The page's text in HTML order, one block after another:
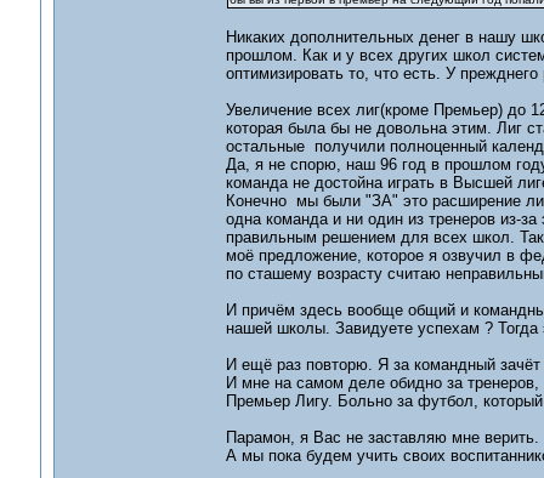
Никаких дополнительных денег в нашу
прошлом. Как и у всех других школ
оптимизировать то, что есть. У
Увеличение всех лиг(кроме Премьер) до
которая была бы не довольна этим. Лиг
остальные получили полноценный
Да, я не спорю, наш 96 год в прошлом
команда не достойна играть в Высшей
Конечно мы были "ЗА" это расширение
одна команда и ни один из тренеров из-
правильным решением для всех школ.
моё предложение, которое я озвучил в
по сташему возрасту считаю
И причём здесь вообще общий и
нашей школы. Завидуете успехам ? Тогда
И ещё раз повторю. Я за командный зачёт
И мне на самом деле обидно за тренеров,
Премьер Лигу. Больно за футбол,
Парамон, я Вас не заставляю мне
А мы пока будем учить своих